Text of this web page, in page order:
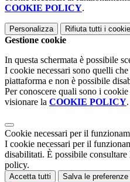
COOKIE POLICY.
Personalizza Rifiuta tutti i
Gestione cookie
In questa schermata è possibile
I cookie necessari sono quelli
piattaforma e non è possibile
Per conoscere quali sono i
visionare la COOKIE POLICY.
Cookie necessari per il
I cookie necessari per il
disabilitati. È possibile
policy.
Accetta tutti Salva le preferenze